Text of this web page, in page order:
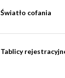
Światło cofania
Tablicy